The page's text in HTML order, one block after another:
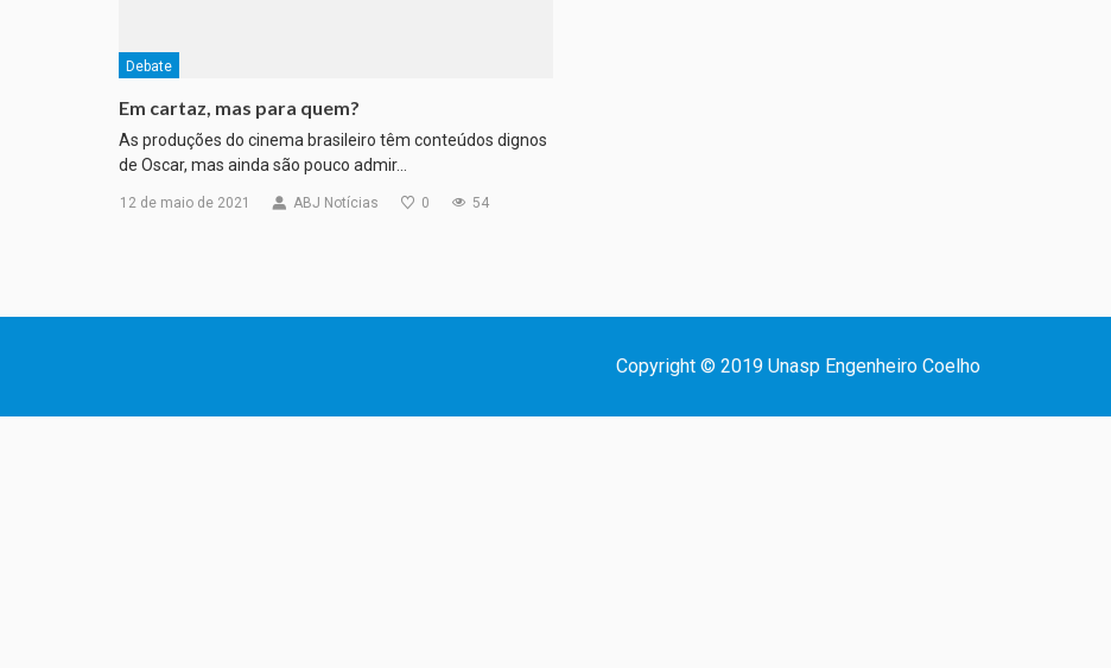
Debate
Em cartaz, mas para quem?
As produções do cinema brasileiro têm conteúdos dignos
de Oscar, mas ainda são pouco admir…
12 de maio de 2021 ABJ Notícias 0 54
Copyright © 2019 Unasp Engenheiro Coelho